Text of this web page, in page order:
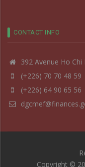
CONTACT INFO
392 Avenue Ho Chi
(+226) 70 70 48 59
(+226) 64 90 65 56
Copyright ©